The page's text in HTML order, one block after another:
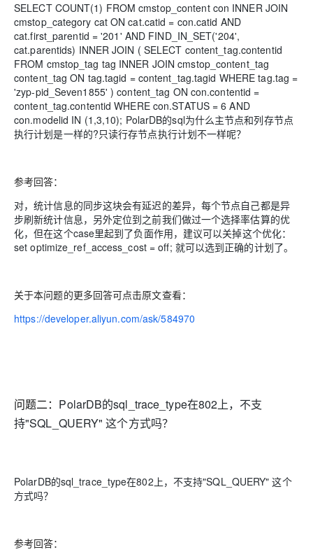
SELECT COUNT(1) FROM cmstop_content con INNER JOIN
cmstop_category cat ON cat.catid = con.catid AND
cat.first_parentid = '201' AND FIND_IN_SET('204',
cat.parentids) INNER JOIN ( SELECT content_tag.contentid
FROM cmstop_tag tag INNER JOIN cmstop_content_tag
content_tag ON tag.tagid = content_tag.tagid WHERE tag.tag =
'zyp-pid_Seven1855' ) content_tag ON con.contentid =
content_tag.contentid WHERE con.STATUS = 6 AND
con.modelid IN (1,3,10); PolarDB的sql为什么主节点和列存节点
执行计划是一样的?只读行存节点执行计划不一样呢？
参考回答：
对，统计信息的同步这块会有延迟的差异，每个节点自己都是异
步刷新统计信息，另外定位到之前我们做过一个选择率估算的优
化，但在这个case里起到了负面作用，建议可以关掉这个优化：
set optimize_ref_access_cost = off; 就可以选到正确的计划了。
关于本问题的更多回答可点击原文查看：
https://developer.aliyun.com/ask/584970
问题二： PolarDB的sql_trace_type在802上，不支
持"SQL_QUERY" 这个方式吗？
PolarDB的sql_trace_type在802上，不支持"SQL_QUERY" 这个
方式吗？
参考回答：